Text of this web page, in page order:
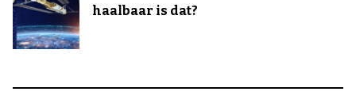
haalbaar is dat?